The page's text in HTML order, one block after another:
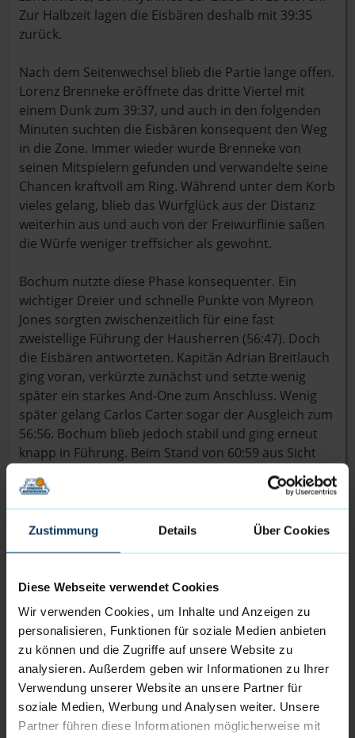
Zustimmung Details Über Cookies
Diese Webseite verwendet Cookies
Wir verwenden Cookies, um Inhalte und Anzeigen zu
personalisieren, Funktionen für soziale Medien anbieten
zu können und die Zugriffe auf unsere Website zu
analysieren. Außerdem geben wir Informationen zu Ihrer
Verwendung unserer Website an unsere Partner für
soziale Medien, Werbung und Analysen weiter. Unsere
Partner führen diese Informationen möglicherweise mit
Zur Halbzeit lagen die Eisbären deshalb mit 39:35
zurück.
Nach dem Seitenwechsel blieb die Partie lange offen.
Lorenz Brenneke eröffnete das dritte Viertel mit
einem Dunk zum 39:37, und auch in den folgenden
Minuten suchten die Eisbären konsequent den Weg
in die Zone. Immer wieder wurde Brenneke von
seinen Mitspielern gefunden und verwandelte seine
Chancen kraftvoll am Ring. Während unter dem Korb
vieles gelang, blieb das Wurfglück aus der Distanz
weiterhin aus und auch von der Freiwurflinie saßen
die Würfe weniger treffsicher als gewohnt.
Bochum nutzte diese Phase konsequenter. Ein
wichtiger Dreier und schnelle Punkte von Myreon
Jones sorgten zwischenzeitlich für eine fast
zweistellige Führung der Hausherren (56:47). Doch
die Eisbären antworteten. Kapitän Adrian Breitlauch
ging voran, verkürzte zunächst und setzte wenig
später ein starkes And-One zum Anschluss. Wenig
später gelang Carlos Carter sogar der Ausgleich zum
56:56. Bochum blieb jedoch stabil und ging erneut
knapp in Führung. Beim Stand von 60:59 aus Sicht
der Eisbären ging es in den Schlussabschnitt.
Im letzten Viertel blieb Bochum zunächst leicht
vorne. Zwar hielt Lorenz Brenneke die Eisbären
weiterhin mit Punkten unter dem Korb im Spiel,
Währenddessen scorte allen voran Myreon Jones für
die SparkassenStars und führte sein Team
insgesamt mit 26 Punkten als bester Werfer des
Abends an. Mit dem zweiten erfolgreichen Dreier 4
Min vor Schluss verkürzte Addi Breitlauch auf 71:66.
Die Eisbären versuchten noch einmal das Spiel zu
drehen. Doch auf jeden Abschluss der Eisbären